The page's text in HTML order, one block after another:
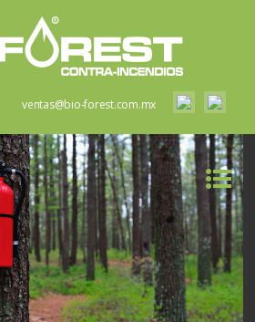
ventas@bio-forest.com.mx